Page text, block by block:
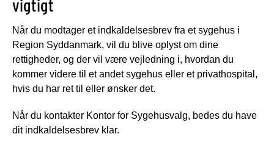
vigtigt
Når du modtager et indkaldelsesbrev fra et sygehus i
Region Syddanmark, vil du blive oplyst om dine
rettigheder, og der vil være vejledning i, hvordan du
kommer videre til et andet sygehus eller et privathospital,
hvis du har ret til eller ønsker det.
Når du kontakter Kontor for Sygehusvalg, bedes du have
dit indkaldelsesbrev klar.